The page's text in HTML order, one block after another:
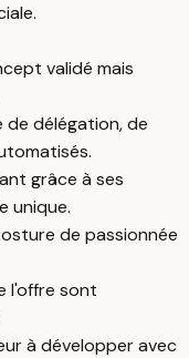
validé mais
de délégation, de
grâce à ses
unique.
de passionnée
l'offre sont
à développer avec